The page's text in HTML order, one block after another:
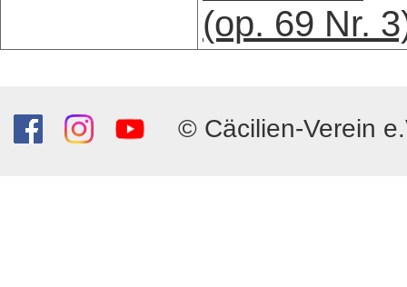
(op. 69 Nr.
© Cäcilien-Verein